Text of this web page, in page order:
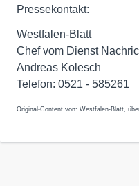
Pressekontakt:
Westfalen-Blatt
Chef vom Dienst
Andreas Kolesch
Telefon: 0521 - 585261
Original-Content von: Westfalen-Blatt,